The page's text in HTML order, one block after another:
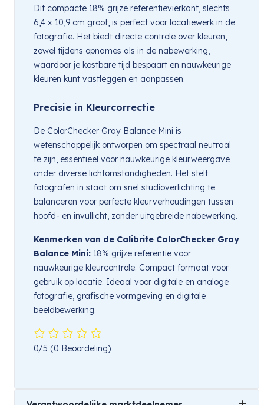
Dit compacte 18% grijze referentievierkant, slechts
6,4 x 10,9 cm groot, is perfect voor locatiewerk in de
fotografie. Het biedt directe controle over kleuren,
zowel tijdens opnames als in de nabewerking,
waardoor je kostbare tijd bespaart en nauwkeurige
kleuren kunt vastleggen en aanpassen.
Precisie in Kleurcorrectie
De ColorChecker Gray Balance Mini is
wetenschappelijk ontworpen om spectraal neutraal
te zijn, essentieel voor nauwkeurige kleurweergave
onder diverse lichtomstandigheden. Het stelt
fotografen in staat om snel studioverlichting te
balanceren voor perfecte kleurverhoudingen tussen
hoofd- en invullicht, zonder uitgebreide nabewerking.
Kenmerken van de Calibrite ColorChecker Gray
Balance Mini: 18% grijze referentie voor
nauwkeurige kleurcontrole. Compact formaat voor
gebruik op locatie. Ideaal voor digitale en analoge
fotografie, grafische vormgeving en digitale
beeldbewerking.
0/5 (0 Beoordeling)